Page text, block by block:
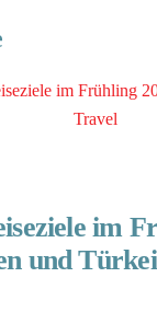
im
und Türkei